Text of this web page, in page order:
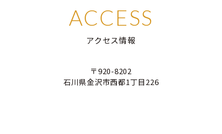
ACCESS
アクセス情報
〒920-8202
石川県金沢市西都1丁目226